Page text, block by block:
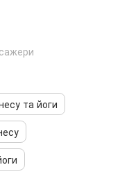
та йоги